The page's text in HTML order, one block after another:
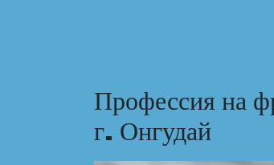
Профессия на
г. Онгудай